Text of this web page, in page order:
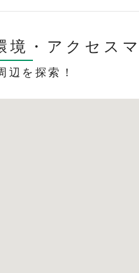
・ アクセス
辺を探索！